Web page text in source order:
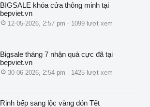
BIGSALE khóa cửa thông minh tại
bepviet.vn
12-05-2026, 2:57 pm - 1099 lượt xem
Bigsale tháng 7 nhận quà cực đã tại
bepviet.vn
30-06-2026, 2:54 pm - 1425 lượt xem
Rinh bếp sang lộc vàng đón Tết